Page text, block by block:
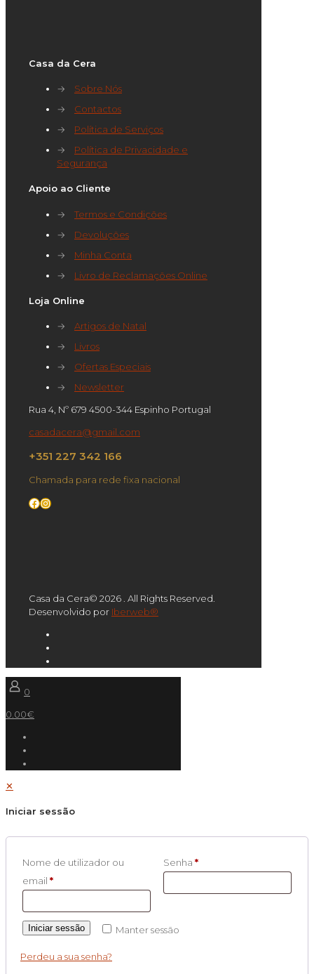
Casa da Cera
→
Sobre Nós
→
Contactos
→
Política de Serviços
→
Política de Privacidade e
Segurança
Apoio ao Cliente
→
Termos e Condições
→
Devoluções
→
Minha Conta
→
Livro de Reclamações Online
Loja Online
→
Artigos de Natal
→
Livros
→
Ofertas Especiais
→
Newsletter
Rua 4, Nº 679 4500-344 Espinho Portugal
casadacera@gmail.com
+351 227 342 166
Chamada para rede fixa nacional
Facebook
Instagram
Casa da Cera© 2026 . All Rights Reserved.
Desenvolvido por Iberweb®
0
0.00€
✕
Iniciar sessão
Nome de utilizador ou
email *
Senha *
Manter sessão
Iniciar sessão
Perdeu a sua senha?